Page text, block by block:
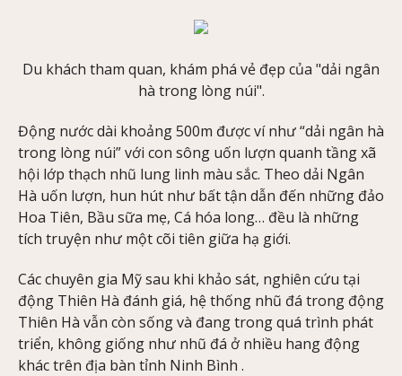
Du khách tham quan, khám phá vẻ đẹp của "dải ngân
hà trong lòng núi".
Động nước dài khoảng 500m được ví như “dải ngân hà
trong lòng núi” với con sông uốn lượn quanh tầng xã
hội lớp thạch nhũ lung linh màu sắc. Theo dải Ngân
Hà uốn lượn, hun hút như bất tận dẫn đến những đảo
Hoa Tiên, Bầu sữa mẹ, Cá hóa long… đều là những
tích truyện như một cõi tiên giữa hạ giới.
Các chuyên gia Mỹ sau khi khảo sát, nghiên cứu tại
động Thiên Hà đánh giá, hệ thống nhũ đá trong động
Thiên Hà vẫn còn sống và đang trong quá trình phát
triển, không giống như nhũ đá ở nhiều hang động
khác trên địa bàn tỉnh Ninh Bình .